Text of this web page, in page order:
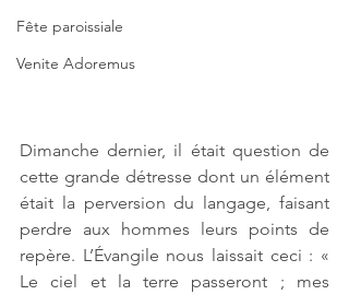
Fête paroissiale
Venite Adoremus
Dimanche dernier, il était question de
cette grande détresse dont un élément
était la perversion du langage, faisant
perdre aux hommes leurs points de
repère. L’Évangile nous laissait ceci : «
Le ciel et la terre passeront ; mes